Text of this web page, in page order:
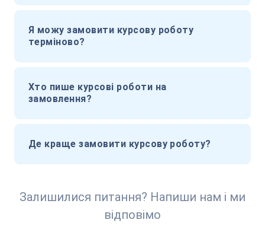
Я можу замовити курсову роботу
терміново?
Хто пише курсові роботи на
замовлення?
Де краще замовити курсову роботу?
Залишилися питання? Напиши нам і ми
відповімо